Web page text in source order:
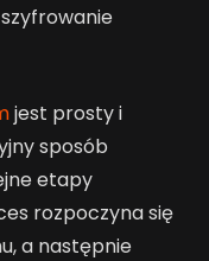
jest prosty i
sposób
etapy
rozpoczyna się
a następnie